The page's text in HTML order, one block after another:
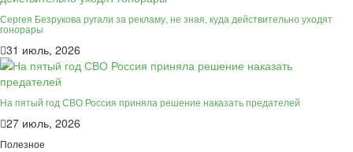
Сергея Безрукова ругали за рекламу, не зная, куда действительно уходят
гонорары
31 июль, 2026
На пятый год СВО Россия приняла решение наказать предателей
27 июль, 2026
Полезное